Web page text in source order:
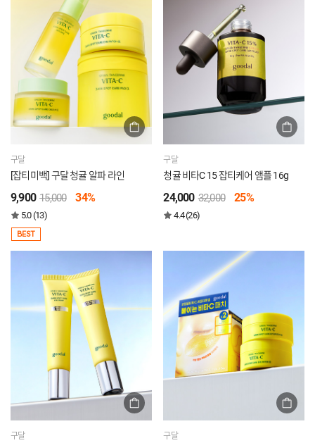
구달
[잡티미백] 구달 청귤 알파 라인
9,900 15,000 34%
5.0 (13)
BEST
구달
청귤 비타C 15 잡티케어 앰플 16g
24,000 32,000 25%
4.4 (26)
구달 구달